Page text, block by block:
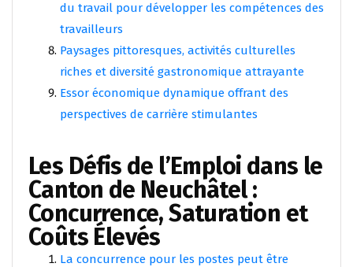
du travail pour développer les compétences des
travailleurs
Paysages pittoresques, activités culturelles
riches et diversité gastronomique attrayante
Essor économique dynamique offrant des
perspectives de carrière stimulantes
Les Défis de l’Emploi dans le
Canton de Neuchâtel :
Concurrence, Saturation et
Coûts Élevés
La concurrence pour les postes peut être